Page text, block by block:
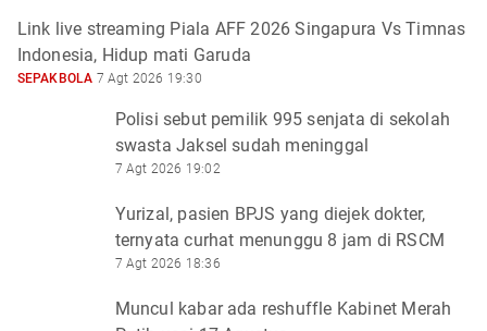
Link live streaming Piala AFF 2026 Singapura Vs Timnas
Indonesia, Hidup mati Garuda
SEPAKBOLA 7 Agt 2026 19:30
Polisi sebut pemilik 995 senjata di sekolah
swasta Jaksel sudah meninggal
7 Agt 2026 19:02
Yurizal, pasien BPJS yang diejek dokter,
ternyata curhat menunggu 8 jam di RSCM
7 Agt 2026 18:36
Muncul kabar ada reshuffle Kabinet Merah